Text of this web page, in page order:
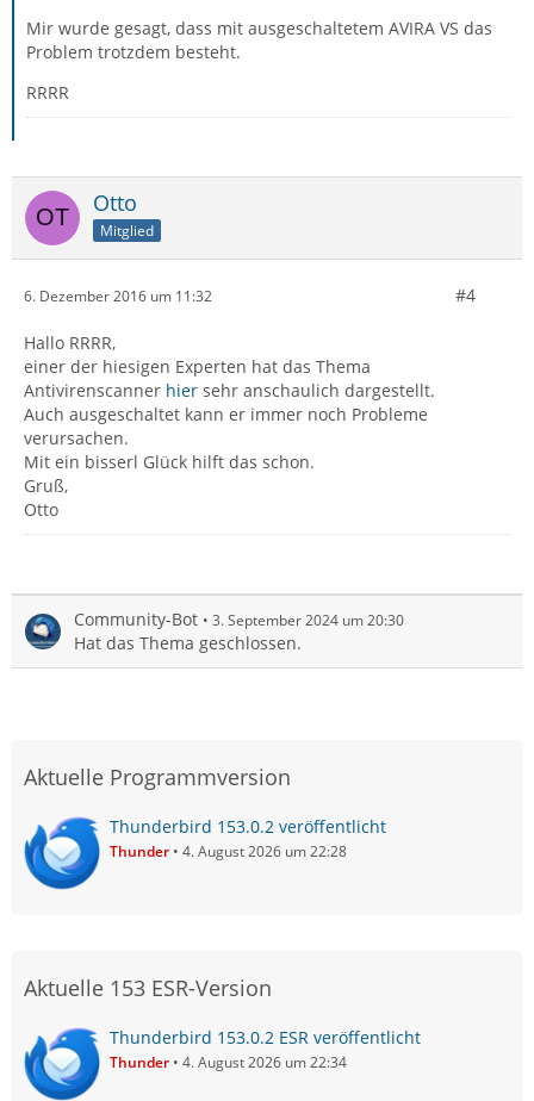
Mir wurde gesagt, dass mit ausgeschaltetem AVIRA VS das
Problem trotzdem besteht.
RRRR
Otto
Mitglied
6. Dezember 2016 um 11:32 #4
Hallo RRRR,
einer der hiesigen Experten hat das Thema
Antivirenscanner hier sehr anschaulich dargestellt.
Auch ausgeschaltet kann er immer noch Probleme
verursachen.
Mit ein bisserl Glück hilft das schon.
Gruß,
Otto
Community-Bot 3. September 2024 um 20:30
Hat das Thema geschlossen.
Aktuelle Programmversion
Thunderbird 153.0.2 veröffentlicht
Thunder 4. August 2026 um 22:28
Aktuelle 153 ESR-Version
Thunderbird 153.0.2 ESR veröffentlicht
Thunder 4. August 2026 um 22:34